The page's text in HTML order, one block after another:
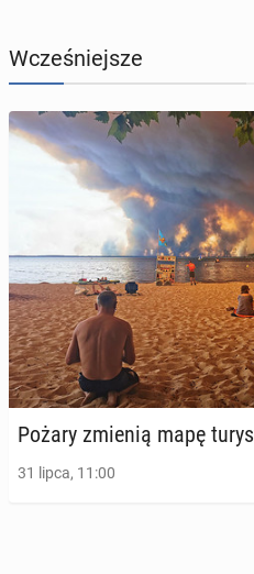
Wcześniejsze
Pożary zmienią mapę
31 lipca, 11:00